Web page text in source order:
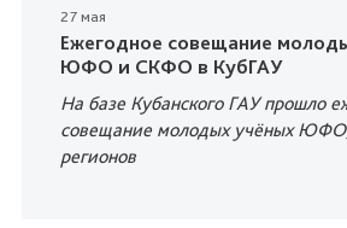
27 мая
Ежегодное совещание
ЮФО и СКФО в КубГАУ
На базе Кубанского ГАУ прошло
совещание молодых учёных
регионов